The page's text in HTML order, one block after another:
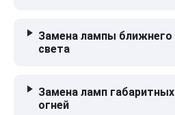
Замена лампы ближнего
света
Замена ламп габаритных
огней